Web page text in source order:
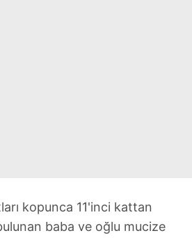
kopunca 11'inci kattan
baba ve oğlu mucize